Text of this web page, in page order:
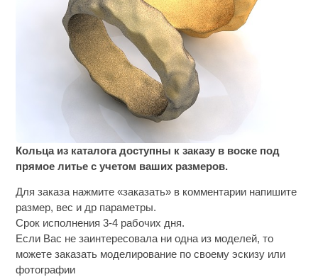
Кольца из каталога доступны к заказу в воске под
прямое литье с учетом ваших размеров.
Для заказа нажмите «заказать» в комментарии напишите
размер, вес и др параметры.
Срок исполнения 3-4 рабочих дня.
Если Вас не заинтересовала ни одна из моделей, то
можете заказать моделирование по своему эскизу или
фотографии